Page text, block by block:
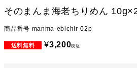
そのまんま海老ちりめん
商品番号 manma-ebichir-02p
¥3,200税込